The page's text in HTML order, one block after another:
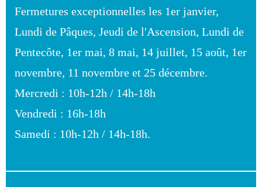
Fermetures exceptionnelles les 1er janvier,
Lundi de Pâques, Jeudi de l'Ascension, Lundi de
Pentecôte, 1er mai, 8 mai, 14 juillet, 15 août, 1er
novembre, 11 novembre et 25 décembre.
Mercredi : 10h-12h / 14h-18h
Vendredi : 16h-18h
Samedi : 10h-12h / 14h-18h.